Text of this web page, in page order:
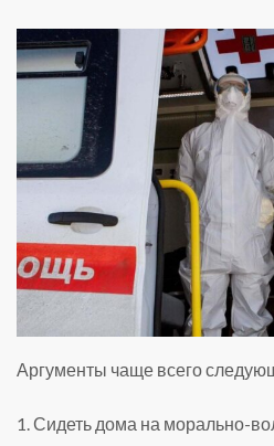
Аргументы чаще всего
1. Сидеть дома на морально-